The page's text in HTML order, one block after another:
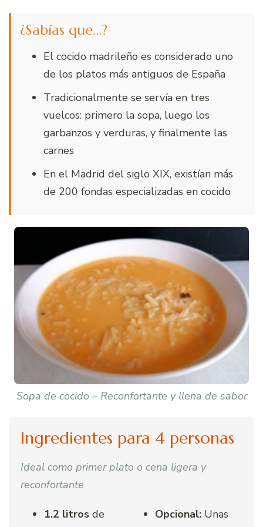
¿Sabías que…?
El cocido madrileño es considerado uno
de los platos más antiguos de España
Tradicionalmente se servía en tres
vuelcos: primero la sopa, luego los
garbanzos y verduras, y finalmente las
carnes
En el Madrid del siglo XIX, existían más
de 200 fondas especializadas en cocido
Sopa de cocido – Reconfortante y llena de sabor
Ingredientes para 4 personas
Ideal como primer plato o cena ligera y
reconfortante
1.2 litros de
Opcional: Unas